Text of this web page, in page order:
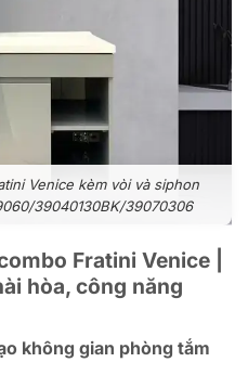
Venice kèm vòi và siphon
39040130BK/39070306
Fratini Venice |
hòa, công năng
không gian phòng tắm